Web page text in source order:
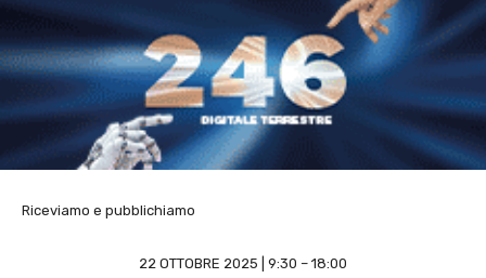
Riceviamo e pubblichiamo
22 OTTOBRE 2025 | 9:30 – 18:00